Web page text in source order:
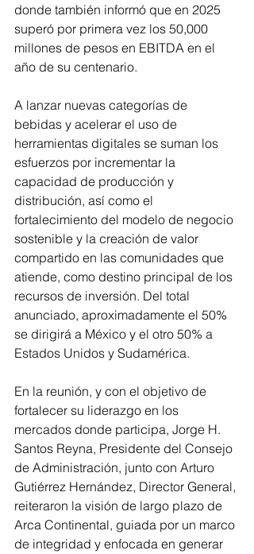
donde también informó que en 2025
superó por primera vez los 50,000
millones de pesos en EBITDA en el
año de su centenario.
A lanzar nuevas categorías de
bebidas y acelerar el uso de
herramientas digitales se suman los
esfuerzos por incrementar la
capacidad de producción y
distribución, así como el
fortalecimiento del modelo de negocio
sostenible y la creación de valor
compartido en las comunidades que
atiende, como destino principal de los
recursos de inversión. Del total
anunciado, aproximadamente el 50%
se dirigirá a México y el otro 50% a
Estados Unidos y Sudamérica.
En la reunión, y con el objetivo de
fortalecer su liderazgo en los
mercados donde participa, Jorge H.
Santos Reyna, Presidente del Consejo
de Administración, junto con Arturo
Gutiérrez Hernández, Director General,
reiteraron la visión de largo plazo de
Arca Continental, guiada por un marco
de integridad y enfocada en generar